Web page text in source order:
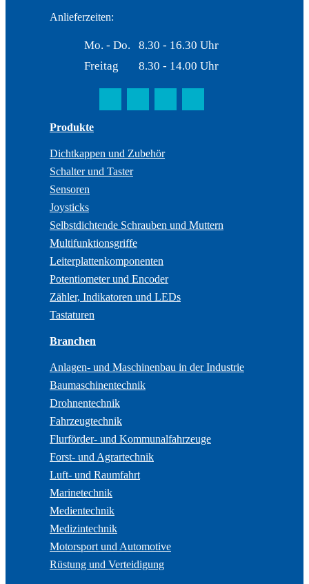
Anlieferzeiten:
Mo. - Do.
8.30 - 16.30 Uhr
Freitag
8.30 - 14.00 Uhr
Produkte
Dichtkappen und Zubehör
Schalter und Taster
Sensoren
Joysticks
Selbstdichtende Schrauben und Muttern
Multifunktionsgriffe
Leiterplattenkomponenten
Potentiometer und Encoder
Zähler, Indikatoren und LEDs
Tastaturen
Branchen
Anlagen- und Maschinenbau in der Industrie
Baumaschinentechnik
Drohnentechnik
Fahrzeugtechnik
Flurförder- und Kommunalfahrzeuge
Forst- und Agrartechnik
Luft- und Raumfahrt
Marinetechnik
Medientechnik
Medizintechnik
Motorsport und Automotive
Rüstung und Verteidigung